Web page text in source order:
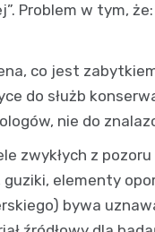
Problem w tym, że:
co jest
do służb
nie do
zwykłych z
guziki, elementy
bywa